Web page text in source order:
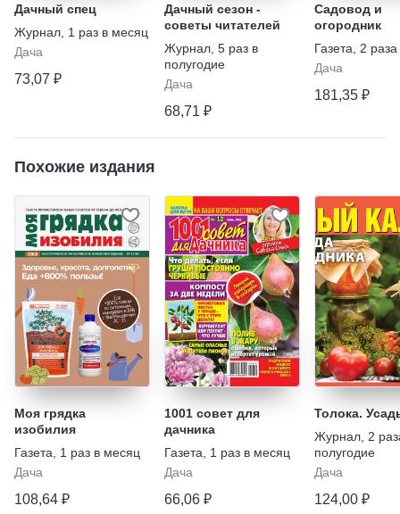
Дачный спец
Журнал 1 раз в месяц
Дача
73,07 ₽
Дачный сезон -
советы читателей
Журнал 5 раз в
полугодие
Дача
68,71 ₽
Садовод и
огородник
Газета
2
Дача
181,35 ₽
Похожие издания
Моя грядка
изобилия
Газета
1 раз в месяц
Дача
108,64 ₽
1001 совет для
дачника
Газета
1 раз в месяц
Дача
66,06 ₽
Толока.
Журнал 2
полугодие
Дача
124,00 ₽